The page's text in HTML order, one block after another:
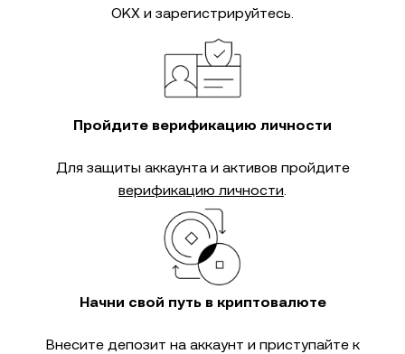
OKX и зарегистрируйтесь.
Пройдите верификацию личности
Для защиты аккаунта и активов пройдите
верификацию личности.
Начни свой путь в криптовалюте
Внесите депозит на аккаунт и приступайте к